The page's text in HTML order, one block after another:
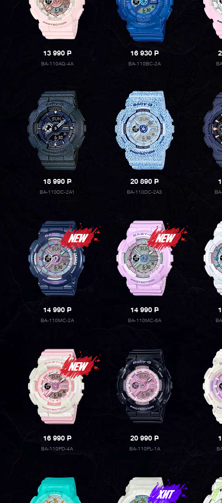
13 990P
BA-110AQ-4A
16 930P
BA-110BC-2A
18 990P
BA-110DC-2A1
20 890P
BA-110DC-2A3
14 990P
BA-110MC-2A
14 990P
BA-110MC-6A
16 990P
BA-110PD-4A
20 990P
BA-110PL-1A